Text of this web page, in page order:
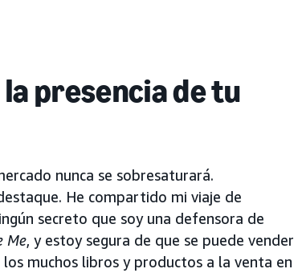
presencia de tu
nunca se sobresaturará.
He compartido mi viaje de
secreto que soy una defensora de
Me, y estoy segura de que se puede vender
muchos libros y productos a la venta en